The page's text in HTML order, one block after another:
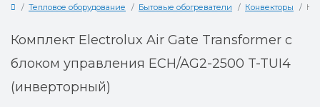
Тепловое оборудование Бытовые обогреватели Конвекторы
Комплект Electrolux Air Gate Transformer с
блоком управления ECH/AG2-2500 T-TUI4
(инверторный)